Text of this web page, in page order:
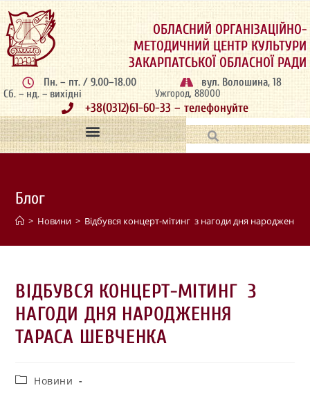
ОБЛАСНИЙ ОРГАНІЗАЦІЙНО-
МЕТОДИЧНИЙ ЦЕНТР КУЛЬТУРИ
ЗАКАРПАТСЬКОЇ ОБЛАСНОЇ РАДИ
Пн. – пт. / 9.00–18.00
Сб. – нд. – вихідні
вул. Волошина, 18
Ужгород, 88000
+38(0312)61-60-33 – телефонуйте
Блог
> Новини > Відбувся концерт-мітинг з нагоди дня
ВІДБУВСЯ КОНЦЕРТ-МІТИНГ З
НАГОДИ ДНЯ НАРОДЖЕННЯ
ТАРАСА ШЕВЧЕНКА
Новини